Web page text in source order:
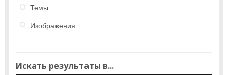
Темы
Изображения
Искать результаты в...